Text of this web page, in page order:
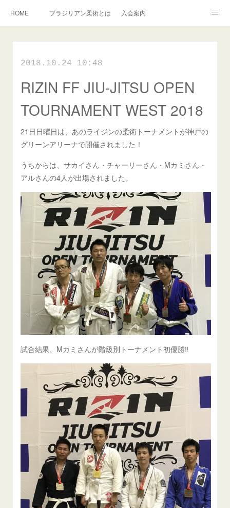
HOME ブラジリアン柔術とは 入会案内
English Information 過去の写真集
アメブロ 旧ブログ Instagram
2018.10.24 10:48
RIZIN FF JIU-JITSU OPEN
TOURNAMENT WEST 2018
21日日曜日は、あのライジンの柔術トーナメントが神戸の
グリーンアリーナで開催されました！
うちからは、サカイさん・チャーリーさん・Mカミさん・
アルさんの4人が出場されました。
試合結果、Mカミさんが階級別トーナメント初優勝‼️